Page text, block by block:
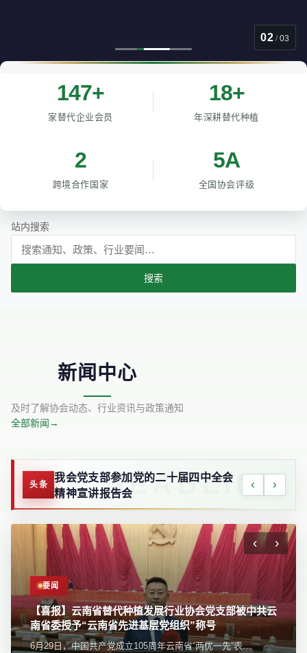
02 / 03
147+
家替代企业会员
18+
年深耕替代种植
2
跨境合作国家
5A
全国协会评级
站内搜索
搜索
新闻中心
及时了解协会动态、行业资讯与政策通知
全部新闻 →
头条
我会党支部参加党的二十届四中全会
精神宣讲报告会
‹ ›
要闻
【喜报】云南省替代种植发展行业协会党支部被中共云
南省委授予“云南省先进基层党组织”称号
6月29日，中国共产党成立105周年云南省“两优一先”表彰
‹ ›